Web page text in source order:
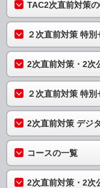
TAC2次直前対策
２次直前対策 特
2次直前対策・2次
２次直前対策 特別
2次直前対策 デジ
コースの一覧
2次直前対策・2次